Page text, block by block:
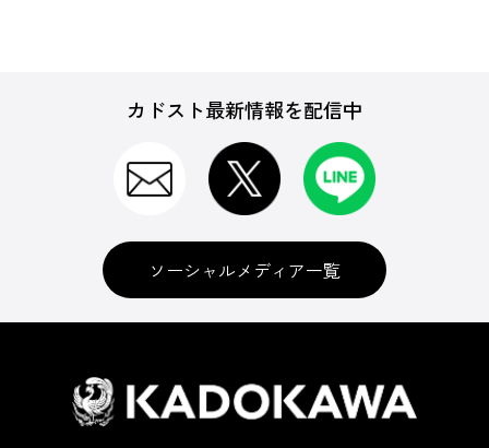
カドスト最新情報を配信中
ソーシャルメディア一覧